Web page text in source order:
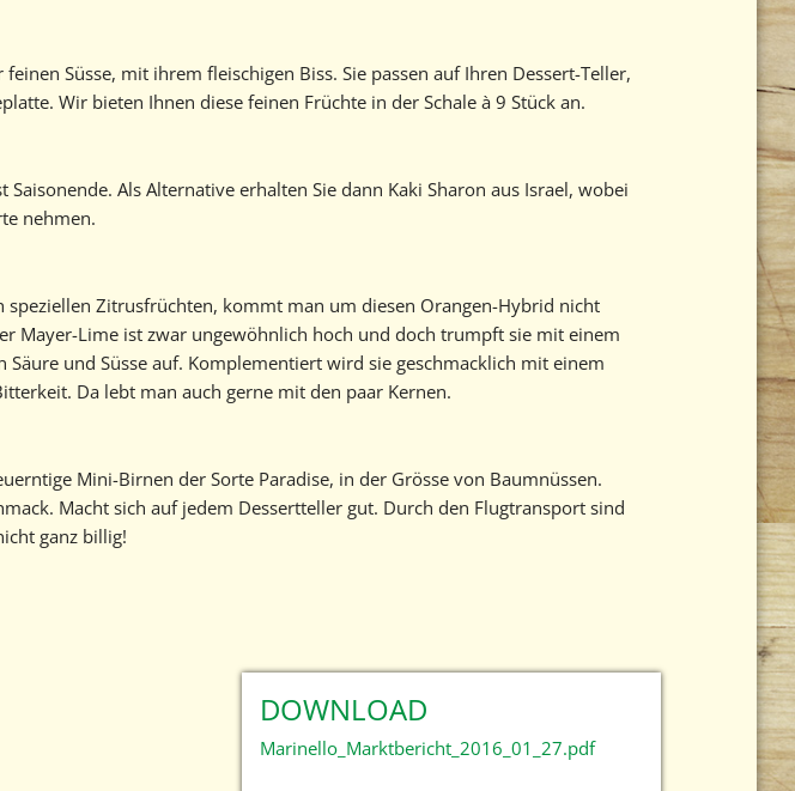
Süsse, mit ihrem fleischigen Biss. Sie passen auf Ihren Dessert-Teller,
Wir bieten Ihnen diese feinen Früchte in der Schale à 9 Stück an.
Als Alternative erhalten Sie dann Kaki Sharon aus Israel, wobei
nehmen.
speziellen Zitrusfrüchten, kommt man um diesen Orangen-Hybrid nicht
Mayer-Lime ist zwar ungewöhnlich hoch und doch trumpft sie mit einem
und Süsse auf. Komplementiert wird sie geschmacklich mit einem
Da lebt man auch gerne mit den paar Kernen.
Mini-Birnen der Sorte Paradise, in der Grösse von Baumnüssen.
Macht sich auf jedem Dessertteller gut. Durch den Flugtransport sind
ganz billig!
DOWNLOAD
Marinello_Marktbericht_2016_01_27.pdf